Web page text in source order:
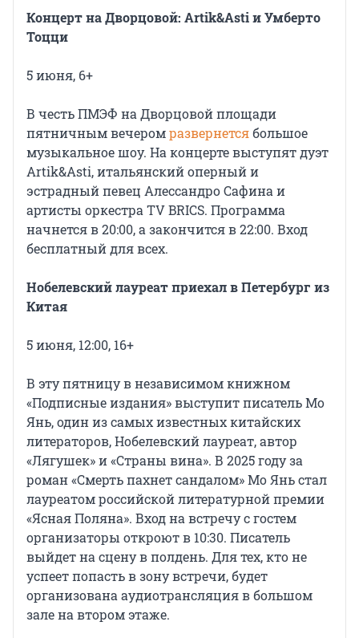
Концерт на Дворцовой: Artik&Asti и Умберто
Тоцци
5 июня, 6+
В честь ПМЭФ на Дворцовой площади
пятничным вечеромразвернетсябольшое
музыкальное шоу. На концерте выступят дуэт
Artik&Asti, итальянский оперный и
эстрадный певец Алессандро Сафина и
артисты оркестра TV BRICS. Программа
начнется в 20:00, а закончится в 22:00. Вход
бесплатный для всех.
Нобелевский лауреат приехал в Петербург из
Китая
5 июня, 12:00, 16+
В эту пятницу в независимом книжном
«Подписные издания» выступит писатель Мо
Янь, один из самых известных китайских
литераторов, Нобелевский лауреат, автор
«Лягушек» и «Страны вина». В 2025 году за
роман «Смерть пахнет сандалом» Мо Янь стал
лауреатом российской литературной премии
«Ясная Поляна». Вход на встречу с гостем
организаторы откроют в 10:30. Писатель
выйдет на сцену в полдень. Для тех, кто не
успеет попасть в зону встречи, будет
организована аудиотрансляция в большом
зале на втором этаже.